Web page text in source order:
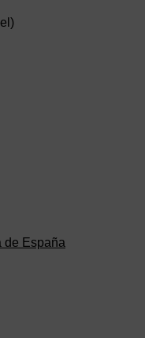
de España